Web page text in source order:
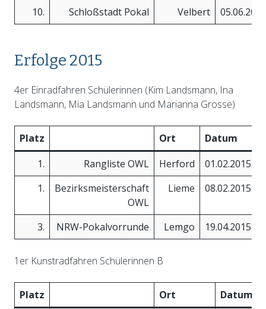
10.
Schloßstadt Pokal Velbert 05.06.2016
Erfolge 2015
4er Einradfahren Schülerinnen (Kim Landsmann, Ina
Landsmann, Mia Landsmann und Marianna Grosse)
Platz Ort Datum
1.
Rangliste OWL Herford
01.02.2015
1.
Bezirksmeisterschaft
OWL
Lieme 08.02.2015
3. NRW-Pokalvorrunde Lemgo 19.04.2015
1er Kunstradfahren Schülerinnen B
Platz Ort
Datum